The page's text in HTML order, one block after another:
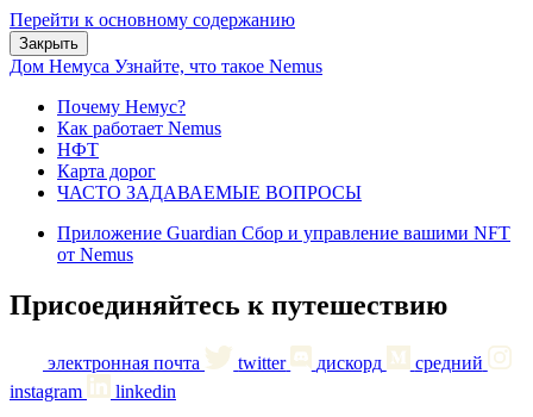
Перейти к основному содержанию
Закрыть
Дом Немуса Узнайте, что такое Nemus
Почему Немус?
Как работает Nemus
НФТ
Карта дорог
ЧАСТО ЗАДАВАЕМЫЕ ВОПРОСЫ
Приложение Guardian Сбор и управление вашими NFT
от Nemus
Присоединяйтесь к путешествию
электронная почта twitter дискорд
средний
instagram
linkedin